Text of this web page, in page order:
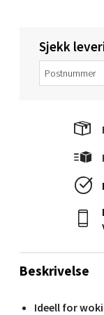
Beskrivelse
Ideell for
Sjekk
Molde -
Torget 1,
0 i butikk
Narvik
Bolagsgata
Åpent i dag
0 i butikk